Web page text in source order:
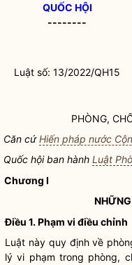
QUỐC HỘI
--------
Luật số: 13/2022/QH15
PHÒNG,
Căn cứHiến pháp nước
Quốc hộiban hành Luật
Chương I
Điều 1. Phạm vi điều chỉnh
Luật này quy định về
lý vi phạm trong phòng,